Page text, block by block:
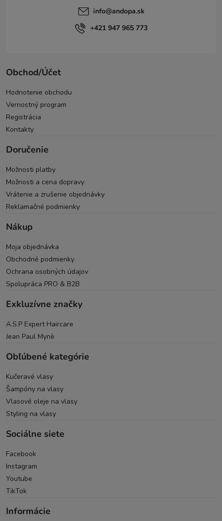
info@andopa.sk
+421 947 965 773
Obchod/Účet
Hodnotenie obchodu
Vernostný program
Registrácia
Kontakty
Doručenie
Možnosti platby
Možnosti a cena dopravy
Vrátenie a zrušenie objednávky
Reklamačné podmienky
Nákup
Moja objednávka
Obchodné podmienky
Ochrana osobných údajov
Spolupráca PRO & B2B
Exkluzívne značky
A.S.P Expert Haircare
Jean Paul Mynè
Obľúbené kategórie
Kučeravé vlasy
Šampóny na vlasy
Vlasové oleje na vlasy
Styling na vlasy
Sociálne siete
Facebook
Instagram
Youtube
TikTok
Informácie